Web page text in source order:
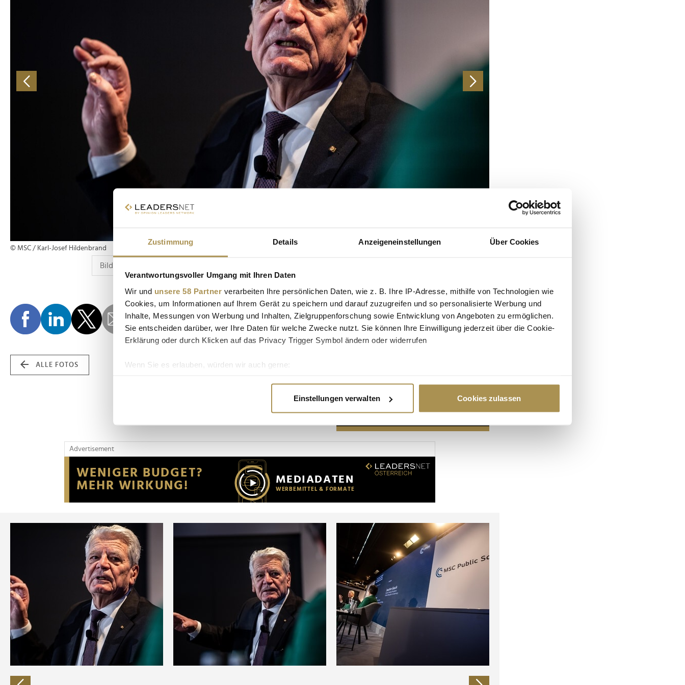
Zustimmung Details Anzeigeneinstellungen Über Cookies
Verantwortungsvoller Umgang mit Ihren Daten
Wir und unsere 58 Partner verarbeiten Ihre persönlichen Daten, wie z. B. Ihre IP-Adresse, mithilfe von Technologien wie
Cookies, um Informationen auf Ihrem Gerät zu speichern und darauf zuzugreifen und so personalisierte Werbung und
Inhalte, Messungen von Werbung und Inhalten, Zielgruppenforschung sowie Entwicklung von Angeboten zu ermöglichen.
Sie entscheiden darüber, wer Ihre Daten für welche Zwecke nutzt. Sie können Ihre Einwilligung jederzeit über die Cookie-
Erklärung oder durch Klicken auf das Privacy Trigger Symbol ändern oder widerrufen
Wenn Sie es erlauben, würden wir auch gerne:
Erfahren Sie mehr darüber, wie Ihre persönlichen Daten verarbeitet werden, und legen Sie Ihre Präferenzen im
Wir verwenden Cookies, um Inhalte und Anzeigen zu personalisieren, Funktionen für soziale Medien anbieten zu können
Website an unsere Partner für soziale Medien, Werbung und Analysen weiter. Unsere Partner führen diese Informationen
möglicherweise mit weiteren Daten zusammen, die Sie ihnen bereitgestellt haben oder die sie im Rahmen Ihrer Nutzung
der Dienste gesammelt haben.
Einstellungen verwalten Cookies zulassen
© MSC / Karl-Josef Hildenbrand
ALLE FOTOS
Advertisement
Advertisement